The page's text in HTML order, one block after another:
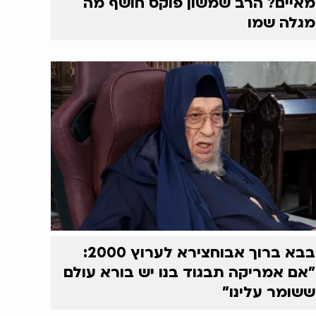
מגלה שמו
בבא ברוך אבוחצירא לערוץ 2000:
"אם אמריקה תבגוד בנו יש בורא עולם
ששומר עלינו"